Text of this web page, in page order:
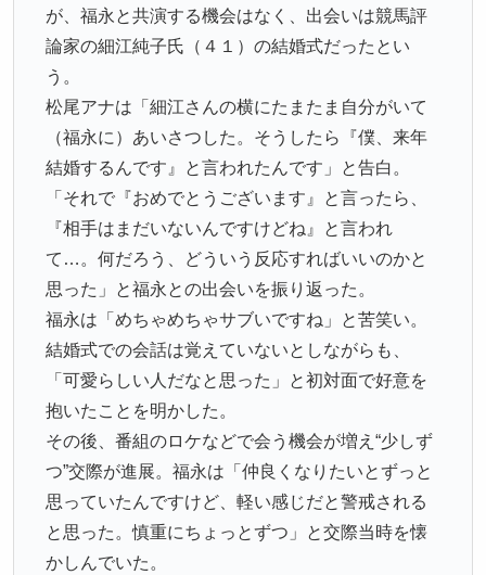
が、福永と共演する機会はなく、出会いは競馬評
論家の細江純子氏（４１）の結婚式だったとい
う。
松尾アナは「細江さんの横にたまたま自分がいて
（福永に）あいさつした。そうしたら『僕、来年
結婚するんです』と言われたんです」と告白。
「それで『おめでとうございます』と言ったら、
『相手はまだいないんですけどね』と言われ
て…。何だろう、どういう反応すればいいのかと
思った」と福永との出会いを振り返った。
福永は「めちゃめちゃサブいですね」と苦笑い。
結婚式での会話は覚えていないとしながらも、
「可愛らしい人だなと思った」と初対面で好意を
抱いたことを明かした。
その後、番組のロケなどで会う機会が増え“少しず
つ”交際が進展。福永は「仲良くなりたいとずっと
思っていたんですけど、軽い感じだと警戒される
と思った。慎重にちょっとずつ」と交際当時を懐
かしんでいた。